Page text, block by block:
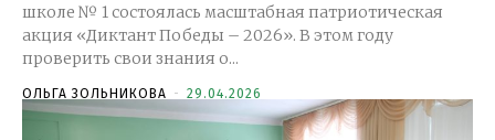
школе № 1 состоялась масштабная патриотическая
акция «Диктант Победы – 2026». В этом году
проверить свои знания о...
ОЛЬГА ЗОЛЬНИКОВА - 29.04.2026